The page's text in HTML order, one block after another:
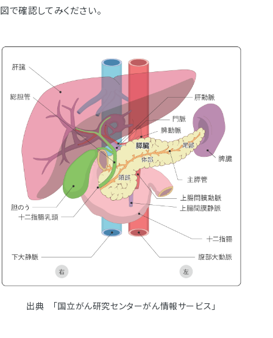
図で確認してみください。
出典 「国立がん研究センターがん情報サービス」